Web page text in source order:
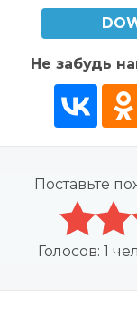
Не забудь
Поставьте
Голосов: 1